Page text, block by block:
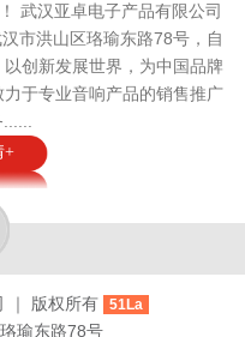
武汉亚卓电子产品有限公司
市洪山区珞瑜东路78号，自
创新发展世界，为中国品牌
于专业音响产品的销售推广
+
｜ 版权所有 51La
瑜东路78号